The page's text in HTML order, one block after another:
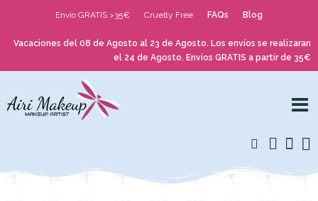
Envío GRATIS >35€ Cruelty Free FAQs Blog
Vacaciones del 08 de Agosto al 23 de Agosto. Los envíos se realizaran
el 24 de Agosto. Envíos GRATIS a partir de 35€